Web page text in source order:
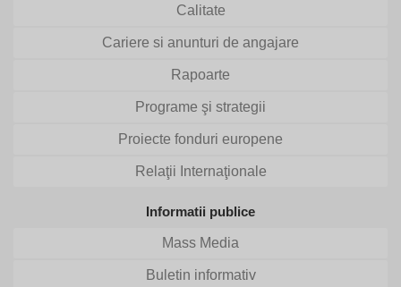
Calitate
Cariere si anunturi de angajare
Rapoarte
Programe şi strategii
Proiecte fonduri europene
Relaţii Internaţionale
Informatii publice
Mass Media
Buletin informativ